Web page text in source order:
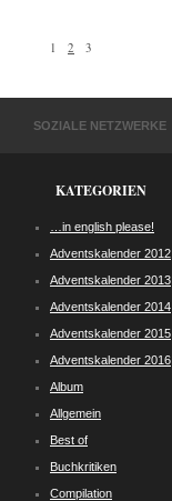
1 2 3
SOZIALE NETZWERKE
KATEGORIEN
…in english please!
Adventskalender 2012
Adventskalender 2013
Adventskalender 2014
Adventskalender 2015
Adventskalender 2016
Album
Allgemein
Best of
Buchkritiken
Compilation